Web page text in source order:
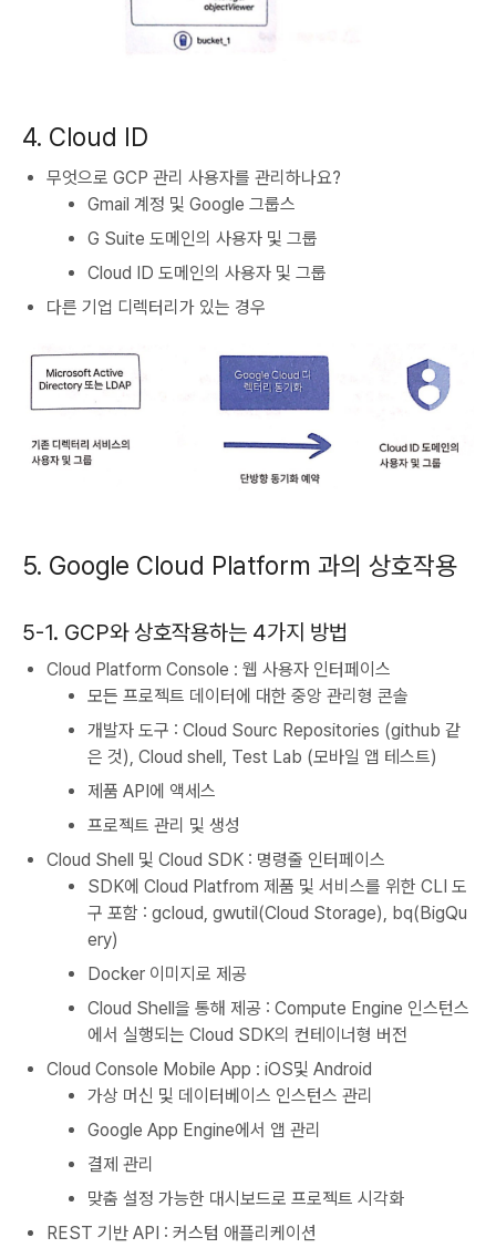
4. Cloud ID
무엇으로 GCP 관리 사용자를 관리하나요?
Gmail 계정 및 Google 그룹스
G Suite 도메인의 사용자 및 그룹
Cloud ID 도메인의 사용자 및 그룹
다른 기업 디렉터리가 있는 경우
5. Google Cloud Platform 과의 상호작용
5-1. GCP와 상호작용하는 4가지 방법
Cloud Platform Console : 웹 사용자 인터페이스
모든 프로젝트 데이터에 대한 중앙 관리형 콘솔
개발자 도구 : Cloud Sourc Repositories (github 같
은 것), Cloud shell, Test Lab (모바일 앱 테스트)
제품 API에 액세스
프로젝트 관리 및 생성
Cloud Shell 및 Cloud SDK : 명령줄 인터페이스
SDK에 Cloud Platfrom 제품 및 서비스를 위한 CLI 도
구 포함 : gcloud, gwutil(Cloud Storage), bq(BigQu
ery)
Docker 이미지로 제공
Cloud Shell을 통해 제공 : Compute Engine 인스턴스
에서 실행되는 Cloud SDK의 컨테이너형 버전
Cloud Console Mobile App : iOS및 Android
가상 머신 및 데이터베이스 인스턴스 관리
Google App Engine에서 앱 관리
결제 관리
맞춤 설정 가능한 대시보드로 프로젝트 시각화
REST 기반 API : 커스텀 애플리케이션